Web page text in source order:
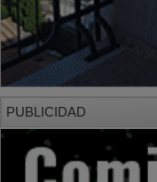
PUBLICIDAD